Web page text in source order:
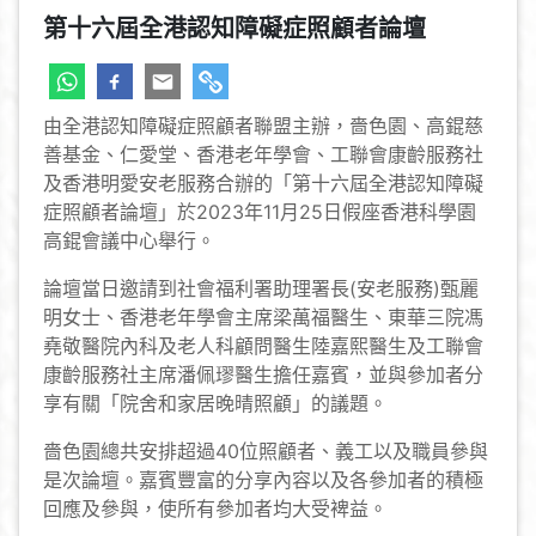
第十六屆全港認知障礙症照顧者論壇
由全港認知障礙症照顧者聯盟主辦，嗇色園、高錕慈
善基金、仁愛堂、香港老年學會、工聯會康齡服務社
及香港明愛安老服務合辦的「第十六屆全港認知障礙
症照顧者論壇」於2023年11月25日假座香港科學園
高錕會議中心舉行。
論壇當日邀請到社會福利署助理署長(安老服務)甄麗
明女士、香港老年學會主席梁萬福醫生、東華三院馮
堯敬醫院內科及老人科顧問醫生陸嘉熙醫生及工聯會
康齡服務社主席潘佩璆醫生擔任嘉賓，並與參加者分
享有關「院舍和家居晚晴照顧」的議題。
嗇色園總共安排超過40位照顧者、義工以及職員參與
是次論壇。嘉賓豐富的分享內容以及各參加者的積極
回應及參與，使所有參加者均大受裨益。